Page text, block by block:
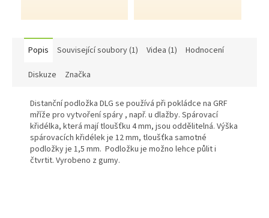
Popis Související soubory (1) Videa (1) Hodnocení
Diskuze Značka
Distanční podložka DLG se používá při pokládce na GRF
mříže pro vytvoření spáry , např. u dlažby. Spárovací
křidélka, která mají tloušťku 4 mm, jsou oddělitelná. Výška
spárovacích křidélek je 12 mm, tloušťka samotné
podložky je 1,5 mm. Podložku je možno lehce půlit i
čtvrtit. Vyrobeno z gumy.